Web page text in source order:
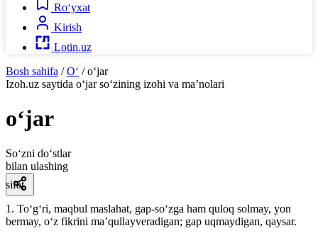
Ro‘yxat
Kirish
Lotin.uz
Bosh sahifa / O‘ / o‘jar
Izoh.uz saytida o‘jarso‘zining izohi va ma’nolari
o‘jar
So‘zni do‘stlar
bilan ulashing
sifat
1. Toʻgʻri, maqbul maslahat, gap-soʻzga ham quloq solmay, yon
bermay, oʻz fikrini maʼqullayveradigan; gap uqmaydigan, qaysar.